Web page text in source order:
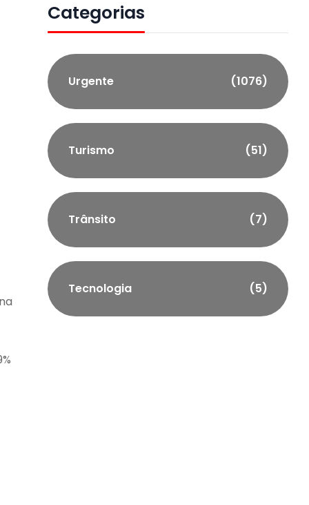
Categorias
Urgente (1076)
Turismo (51)
Trânsito (7)
Tecnologia (5)